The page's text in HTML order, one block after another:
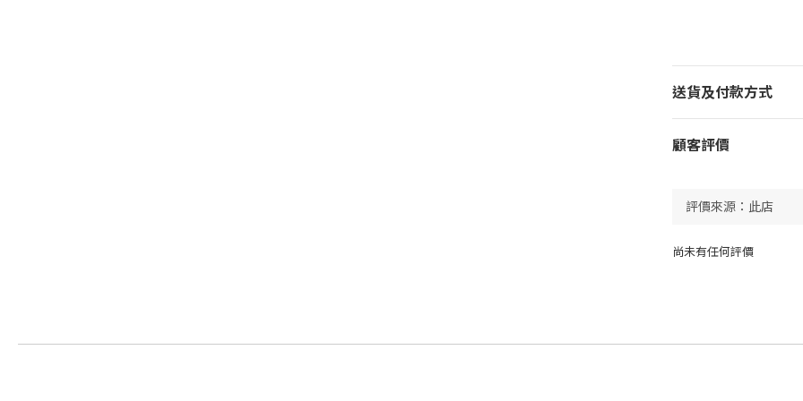
送貨及付款方式
顧客評價
尚未有任何評價